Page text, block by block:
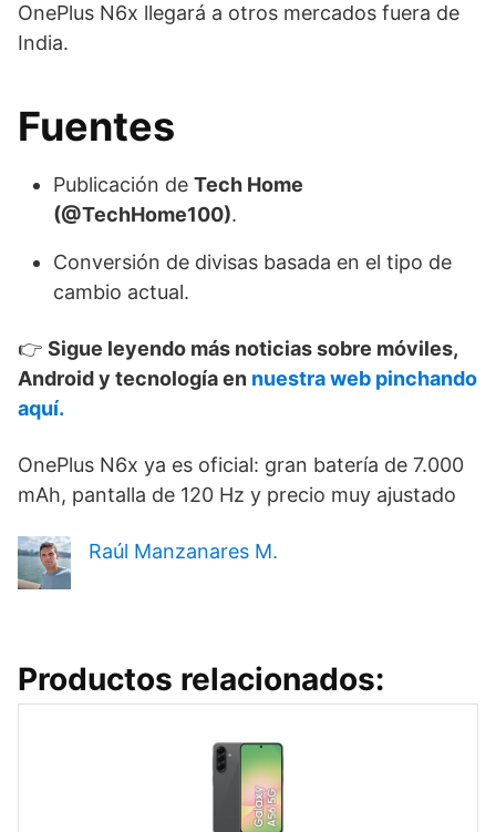
OnePlus N6x llegará a otros mercados fuera de
India.
Fuentes
Publicación de Tech Home
(@TechHome100).
Conversión de divisas basada en el tipo de
cambio actual.
👉 Sigue leyendo más noticias sobre móviles,
Android y tecnología en nuestra web pinchando
aquí.
OnePlus N6x ya es oficial: gran batería de 7.000
mAh, pantalla de 120 Hz y precio muy ajustado
Raúl Manzanares M.
Productos relacionados: